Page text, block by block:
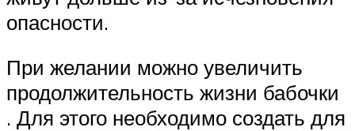
опасности.
При желании можно увеличить
продолжительность жизни бабочки
. Для этого необходимо создать для